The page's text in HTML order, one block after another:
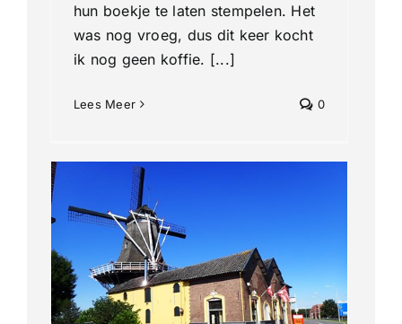
hun boekje te laten stempelen. Het
was nog vroeg, dus dit keer kocht
ik nog geen koffie. [...]
Lees Meer 0